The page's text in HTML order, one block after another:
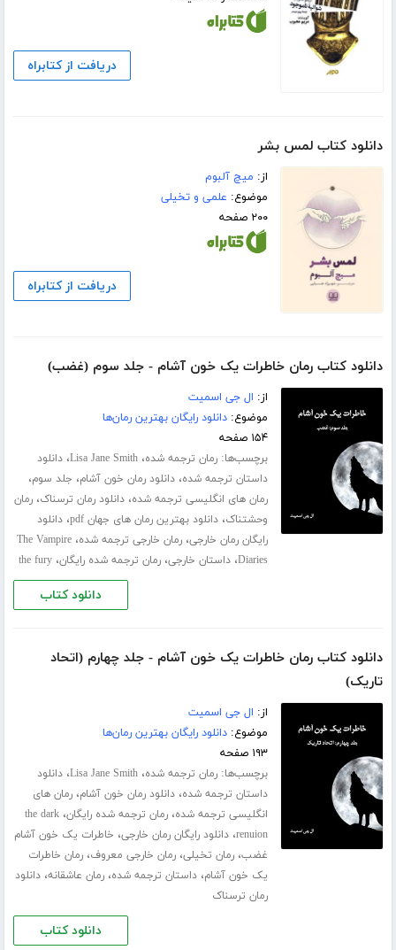
دریافت از کتابراه
دانلود کتاب لمس بشر
از: میچ آلبوم
موضوع: علمی و تخیلی
۲۰۰ صفحه
دریافت از کتابراه
دانلود کتاب رمان خاطرات یک خون آشام - جلد سوم (غضب)
از: ال جی اسمیت
موضوع:دانلود رایگان بهترین رمان‌ها
۱۵۴ صفحه
برچسب‌ها:رمان ترجمه شده،Lisa Jane Smith،دانلود
داستان ترجمه شده،دانلود رمان خون آشام، جلد سوم،
رمان های انگلیسی ترجمه شده،دانلود رمان ترسناک،رمان
وحشتناک،دانلود بهترین رمان های جهان pdf ،دانلود
رایگان رمان خارجی،رمان خارجی ترجمه شده،The Vampire
Diaries،داستان خارجی،رمان ترجمه شده رایگان،the fury
دانلود کتاب
دانلود کتاب رمان خاطرات یک خون آشام - جلد چهارم (اتحاد
تاریک)
از: ال جی اسمیت
موضوع:دانلود رایگان بهترین رمان‌ها
۱۹۳ صفحه
برچسب‌ها:رمان ترجمه شده،Lisa Jane Smith،دانلود
داستان ترجمه شده،دانلود رمان خون آشام،رمان های
انگلیسی ترجمه شده،رمان ترجمه شده رایگان،the dark
renuion،دانلود رایگان رمان خارجی، خاطرات یک خون آشام
غضب،رمان تخیلی،رمان خارجی معروف،رمان خاطرات
یک خون آشام،داستان ترجمه شده،رمان عاشقانه،دانلود
رمان ترسناک
دانلود کتاب